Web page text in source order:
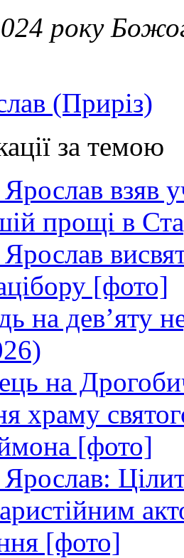
року
(Приріз)
за темою
взяв
прощі в
[фото]
на дев’яту
на
храму
[фото]
[фото]